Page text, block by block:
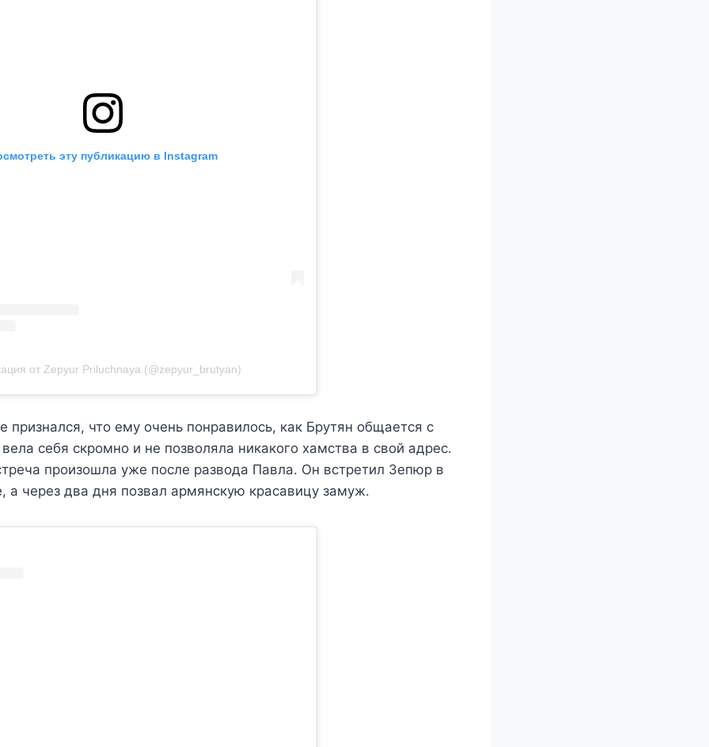
эту публикацию в Instagram
от Zepyur Priluchnaya (@zepyur_brutyan)
признался, что ему очень понравилось, как Брутян общается с
себя скромно и не позволяла никакого хамства в свой адрес.
произошла уже после развода Павла. Он встретил Зепюр в
а через два дня позвал армянскую красавицу замуж.